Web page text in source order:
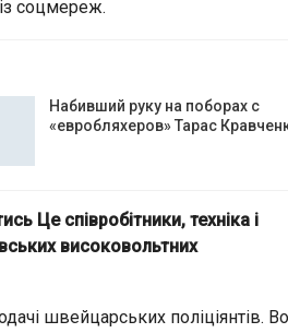
соцмереж.
Набивший руку на поборах с
«евробляхеров» Тарас
Це співробітники, техніка і
високовольтних
швейцарських поліціянтів.